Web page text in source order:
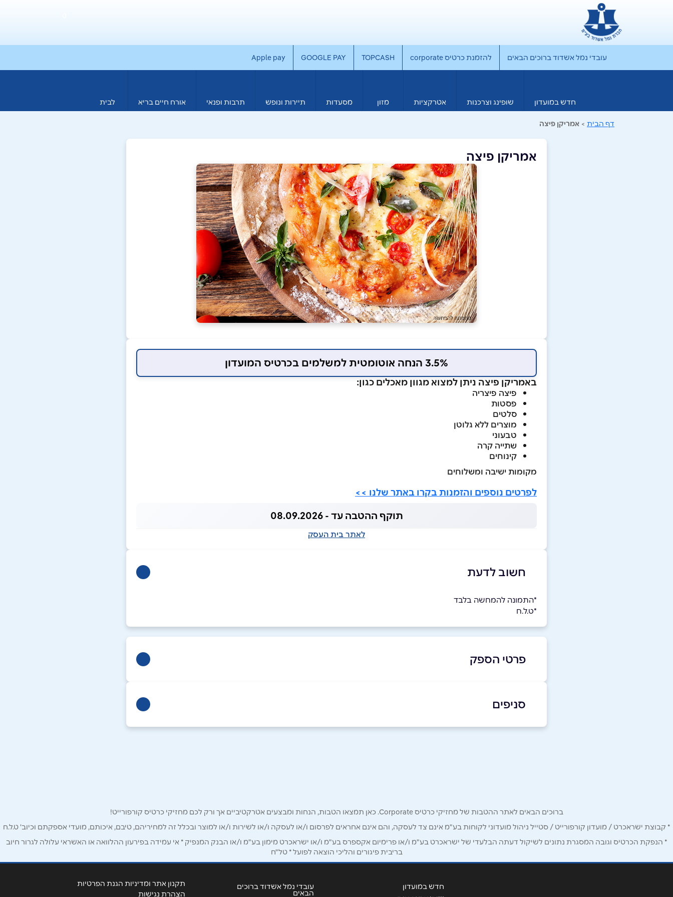
עובדי נמל אשדוד ברוכים הבאים להזמנת כרטיס corporate TOPCASH
GOOGLE PAY
Apple pay
חדש במועדון שופינג וצרכנות אטרקציות מזון מסעדות תיירות ונופש תרבות ופנאי אורח חיים בריא לבית
דף הבית > אמריקן פיצה
אמריקן פיצה
3.5% הנחה אוטומטית למשלמים בכרטיס המועדון
באמריקן פיצה ניתן למצוא מגוון מאכלים כגון:
פיצה פיצריה
פסטות
סלטים
מוצרים ללא גלוטן
טבעוני
שתייה קרה
קינוחים
מקומות ישיבה ומשלוחים
לפרטים נוספים והזמנות בקרו באתר שלנו >>
תוקף ההטבה עד - 08.09.2026
לאתר בית העסק
חשוב לדעת
*התמונה להמחשה בלבד
*ט.ל.ח
פרטי הספק
באתר
נושא*
אנא חזרו אלי בקשר ל...
הודעה*
סניפים
קרית אתא
ברוכים הבאים לאתר ההטבות של מחזיקי כרטיס Corporate. כאן תמצאו הטבות, הנחות ומבצעים אטרקטיביים אך ורק לכם מחזיקי כרטיס קורפורייט!
* קבוצת ישראכרט / מועדון קורפורייט / סטייל ניהול מועדוני לקוחות בע"מ אינם צד לעסקה, והם אינם אחראים לפרסום ו/או לעסקה ו/או לשירות ו/או למוצר ובכלל זה למחיריהם, טיבם, איכותם, מועדי אספקתם וכיוב' ט.ל.ח
* הנפקת הכרטיס וגובה המסגרת נתונים לשיקול דעתה הבלעדי של ישראכרט בע"מ ו/או פרימיום אקספרס בע"מ ו/או ישראכרט מימון בע"מ ו/או הבנק המנפיק * אי עמידה בפירעון ההלוואה או האשראי עלולה לגרור חיוב
בריבית פיגורים והליכי הוצאה לפועל * טל"ח
חדש במועדון
עובדי נמל אשדוד ברוכים
הבאים
תקנון אתר ומדיניות הגנת הפרטיות
הצהרת נגישות